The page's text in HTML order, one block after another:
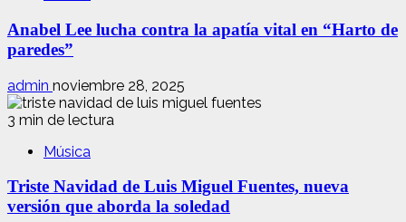
Anabel Lee lucha contra la apatía vital en “Harto de
paredes”
admin noviembre 28, 2025
3 min de lectura
Música
Triste Navidad de Luis Miguel Fuentes, nueva
versión que aborda la soledad